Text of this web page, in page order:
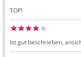
TOP!